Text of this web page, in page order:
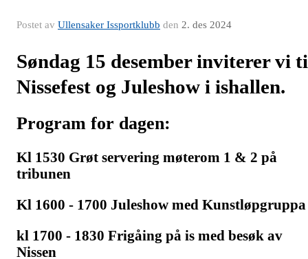
Postet av Ullensaker Issportklubb den 2. des 2024
Søndag 15 desember inviterer vi
Nissefest og Juleshow i ishallen.
Program for dagen:
Kl 1530 Grøt servering møterom 1 & 2 på
tribunen
Kl 1600 - 1700 Juleshow med Kunstløpgruppa
kl 1700 - 1830 Frigåing på is med besøk av
Nissen